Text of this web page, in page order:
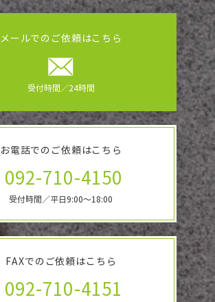
メールでのご依頼はこちら
受付時間／24時間
お電話でのご依頼はこちら
092-710-4150
受付時間／平日9:00～18:00
FAXでのご依頼はこちら
092-710-4151